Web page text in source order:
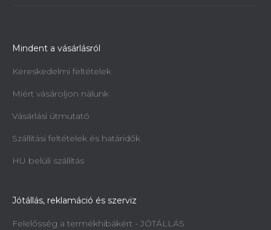
Mindent a vásárlásról
Kereskedelmi feltételek
Miért vásároljon nálunk
Vásárlási útmutató
Szállítási feltételek és határidők
HU belüli szállítás
Jótállás, reklamáció és szerviz
Felelősség a termékhibákért - JÓTÁLLÁS